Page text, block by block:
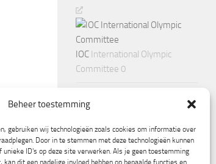
Beheer toestemming
gebruiken wij technologieën zoals cookies om informatie over
Door in te stemmen met deze technologieën kunnen
ID's op deze site verwerken. Als je geen toestemming
dit een nadelige invloed hebben op bepaalde functies en
IOC International Olympic
Committee 0